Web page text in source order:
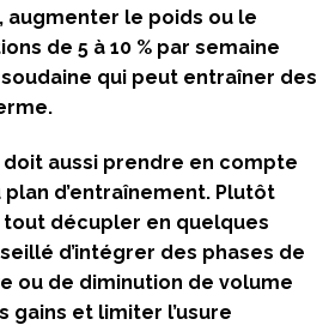
augmenter le poids ou le
de 5 à 10 % par semaine
qui peut entraîner des
aussi prendre en compte
d’entraînement. Plutôt
décupler en quelques
d’intégrer des phases de
ou de diminution de volume
gains et limiter l’usure